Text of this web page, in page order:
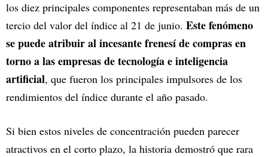
los diez principales componentes representaban más de un
tercio del valor del índice al 21 de junio. Este fenómeno
se puede atribuir al incesante frenesí de compras en
torno a las empresas de tecnología e inteligencia
artificial, que fueron los principales impulsores de los
rendimientos del índice durante el año pasado.
Si bien estos niveles de concentración pueden parecer
atractivos en el corto plazo, la historia demostró que rara